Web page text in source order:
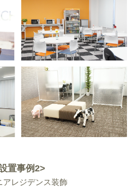
置事例2>
アレジデンス装飾